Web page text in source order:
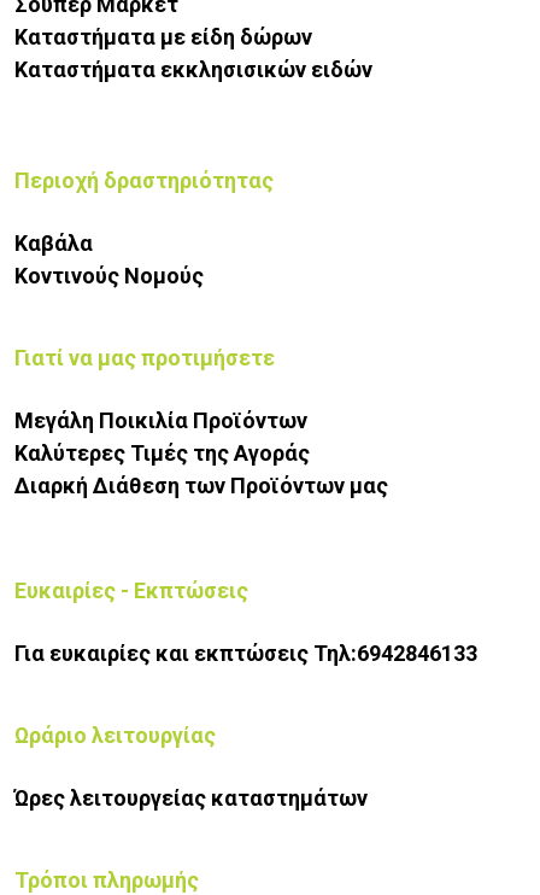
Καταστήματα με είδη δώρων
Καταστήματα εκκλησισικών ειδών
Περιοχή δραστηριότητας
Καβάλα
Κοντινούς Νομούς
Γιατί να μας προτιμήσετε
Μεγάλη Ποικιλία Προϊόντων
Καλύτερες Τιμές της Αγοράς
Διαρκή Διάθεση των Προϊόντων μας
Ευκαιρίες - Εκπτώσεις
Για ευκαιρίες και εκπτώσεις Τηλ:6942846133
Ωράριο λειτουργίας
Ώρες λειτουργείας καταστημάτων
Τρόποι πληρωμής